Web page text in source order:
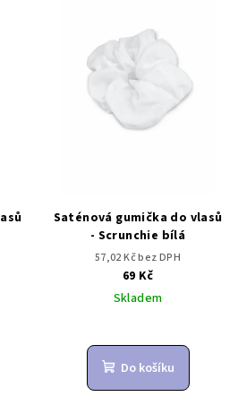
Saténová gumička do vlasů
- Scrunchie bílá
57,02 Kč bez DPH
69 Kč
Skladem
Do košíku